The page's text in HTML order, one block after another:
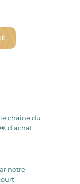
chaîne du
d’achat
notre